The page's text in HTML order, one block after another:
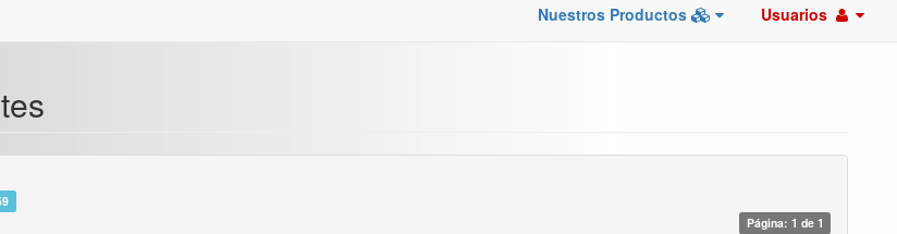
Nuestros Productos Usuarios
Página: 1 de 1